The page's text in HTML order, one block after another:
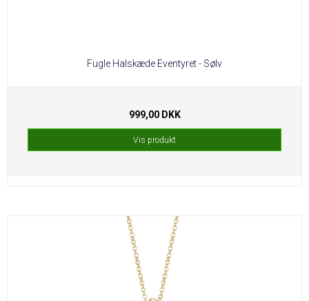
Fugle Halskæde Eventyret - Sølv
999,00 DKK
Vis produkt